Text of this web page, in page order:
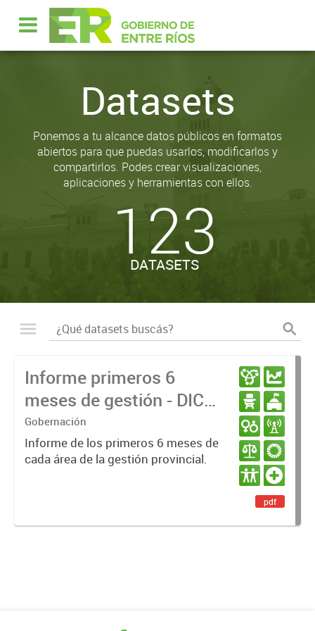
Datasets
Ponemos a tu alcance datos públicos en formatos
abiertos para que puedas usarlos, modificarlos y
compartirlos. Podes crear visualizaciones,
aplicaciones y herramientas con ellos.
123
DATASETS
Informe primeros 6
meses de gestión - DIC
23 / JUN 24
Gobernación
Informe de los primeros 6 meses de
cada área de la gestión provincial.
pdf